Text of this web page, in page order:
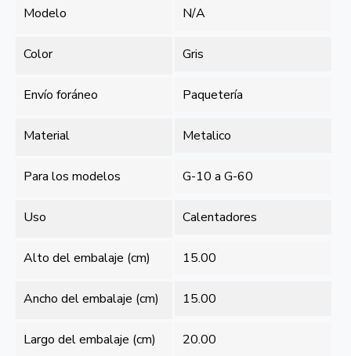
Modelo N/A
Color Gris
Envío foráneo Paquetería
Material Metalico
Para los modelos G-10 a G-60
Uso Calentadores
Alto del embalaje (cm) 15.00
Ancho del embalaje (cm) 15.00
Largo del embalaje (cm) 20.00